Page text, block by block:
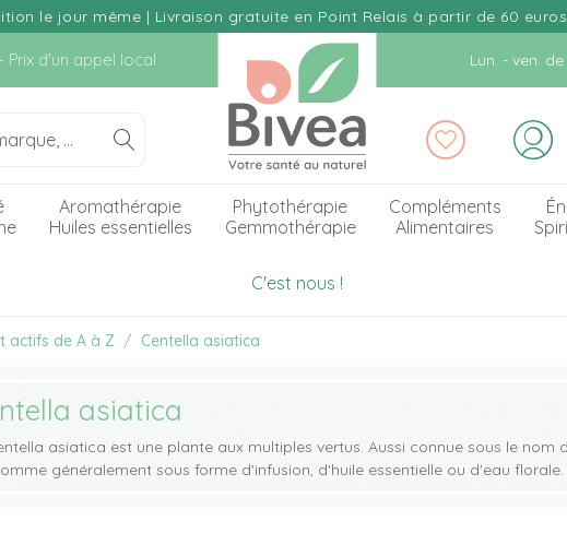
le jour même | Livraison gratuite en Point Relais à partir de 60
- Prix d'un appel local Lun. - ven.
Aromathérapie
Huiles essentielles
Phytothérapie
Gemmothérapie
Compléments
Alimentaires
C'est nous !
actifs de A à Z Centella asiatica
asiatica
asiatica est une plante aux multiples vertus. Aussi connue sous le nom
généralement sous forme d'infusion, d'huile essentielle ou d'eau florale.